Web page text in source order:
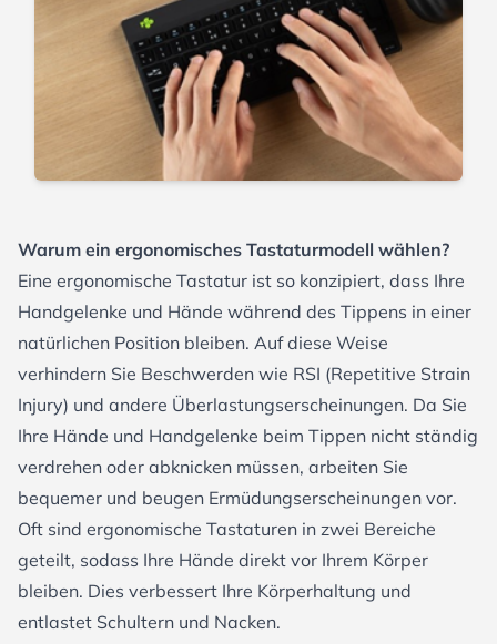
Warum ein ergonomisches Tastaturmodell wählen?
Eine ergonomische Tastatur ist so konzipiert, dass Ihre
Handgelenke und Hände während des Tippens in einer
natürlichen Position bleiben. Auf diese Weise
verhindern Sie Beschwerden wie RSI (Repetitive Strain
Injury) und andere Überlastungserscheinungen. Da Sie
Ihre Hände und Handgelenke beim Tippen nicht ständig
verdrehen oder abknicken müssen, arbeiten Sie
bequemer und beugen Ermüdungserscheinungen vor.
Oft sind ergonomische Tastaturen in zwei Bereiche
geteilt, sodass Ihre Hände direkt vor Ihrem Körper
bleiben. Dies verbessert Ihre Körperhaltung und
entlastet Schultern und Nacken.